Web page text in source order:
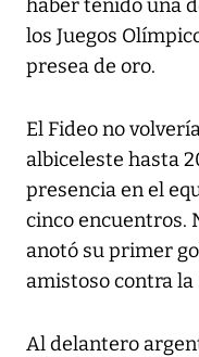
haber tenido una
los Juegos
presea de oro.
El Fideo no
albiceleste hasta
presencia en el
cinco encuentros.
anotó su primer
amistoso contra la
Al delantero